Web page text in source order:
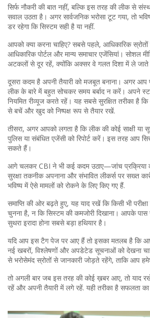
सिर्फ नौकरी की बात नहीं, बल्कि इस तरह की लीक से
सवाल उठता है। अगर सार्वजनिक भरोसा टूट गया, तो
डर रहेगा कि सिस्टम सही है या नहीं.
आपको क्या करना चाहिए? सबसे पहले, आधिकारिक
आधिकारिक पोर्टल और मान्य समाचार एजेंसियां। सोशल
अटकलों से दूर रहें, क्योंकि अक्सर वे गलत दिशा में ले जाते
दूसरा कदम है अपनी तैयारी को मजबूत बनाना। अगर आप
लीक के बारे में बहुत सोचकर समय बर्बाद न करें। अपने
नियमित रीव्यूज करते रहें। यह सबसे सुरक्षित तरीका है
से बचें और खुद को निष्पक्ष रूप से तैयार रखें.
तीसरा, अगर आपको लगता है कि लीक की कोई साक्षी
पुलिस या संबंधित एजेंसी को रिपोर्ट करें। इस तरह आप
सकते हैं।
आगे चलकर CBI ने भी कई कदम उठाए—जांच प्रक्रिया
सुरक्षा तकनीक अपनाना और संभावित लीकर्स पर सख्त
भविष्य में ऐसे मामलों को रोकने के लिए किए गए हैं.
समाप्ति की ओर बढ़ते हुए, यह याद रखें कि किसी भी परीक्षा
चुनना है, न कि सिस्टम की कमजोरी दिखाना। आपके पास
सुथरा इरादा होना सबसे बड़ा हथियार है।
यदि आप इस टैग पेज पर आए हैं तो इसका मतलब है कि
नई खबरों, विश्लेषणों और अपडेटेड सूचनाओं को देखना
से भरोसेमंद स्रोतों से जानकारी जोड़ते रहेंगे, ताकि आप
तो अगली बार जब इस तरह की कोई ख़बर आए, तो याद
रहें और अपनी तैयारी में लगे रहें. यही तरीका है सफलता